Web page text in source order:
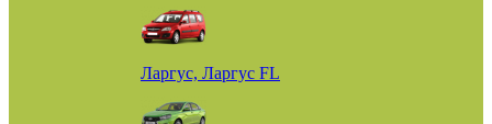
Ларгус, Ларгус FL